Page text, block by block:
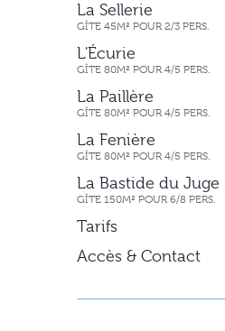
La Sellerie
GÎTE 45M² POUR 2/3 PERS.
L'Écurie
GÎTE 80M² POUR 4/5 PERS.
La Paillère
GÎTE 80M² POUR 4/5 PERS.
La Fenière
GÎTE 80M² POUR 4/5 PERS.
La Bastide du Juge
GÎTE 150M² POUR 6/8 PERS.
Tarifs
Accès & Contact